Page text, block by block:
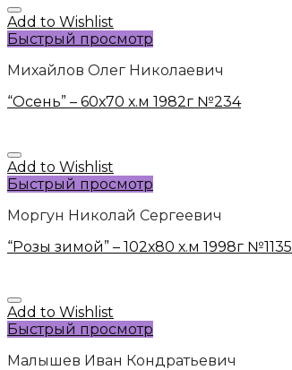
Add to Wishlist
Быстрый просмотр
Михайлов Олег Николаевич
“Осень” – 60х70 х.м 1982г №234
Add to Wishlist
Быстрый просмотр
Моргун Николай Сергеевич
“Розы зимой” – 102х80 х.м 1998г №1135
Add to Wishlist
Быстрый просмотр
Малышев Иван Кондратьевич